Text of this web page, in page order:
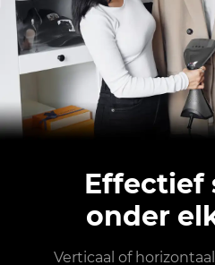
Effectief
onder
Verticaal of